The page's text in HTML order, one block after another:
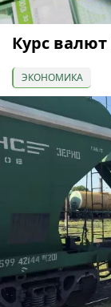
Курс
ЭКОНОМИКА